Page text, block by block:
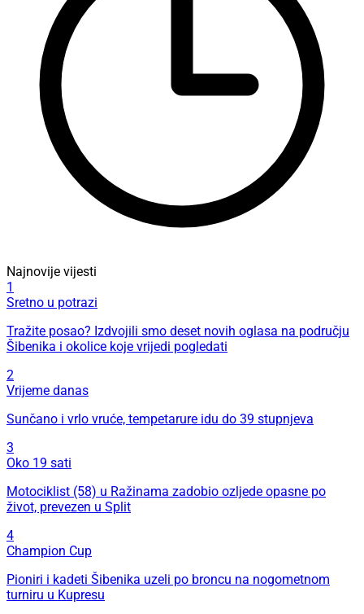
Najnovije vijesti
1
Sretno u potrazi
Tražite posao? Izdvojili smo deset novih oglasa na području
Šibenika i okolice koje vrijedi pogledati
2
Vrijeme danas
Sunčano i vrlo vruće, tempetarure idu do 39 stupnjeva
3
Oko 19 sati
Motociklist (58) u Ražinama zadobio ozljede opasne po
život, prevezen u Split
4
Champion Cup
Pioniri i kadeti Šibenika uzeli po broncu na nogometnom
turniru u Kupresu